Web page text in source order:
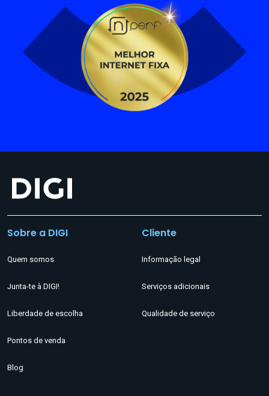
Sobre a DIGI
Quem somos
Junta-te à DIGI!
Liberdade de escolha
Pontos de venda
Blog
Cliente
Informação legal
Serviços adicionais
Qualidade de serviço